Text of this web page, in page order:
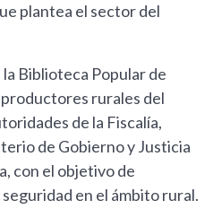
plantea el sector del
Biblioteca Popular de
rurales del
de la Fiscalía,
de Gobierno y Justicia
con el objetivo de
en el ámbito rural.